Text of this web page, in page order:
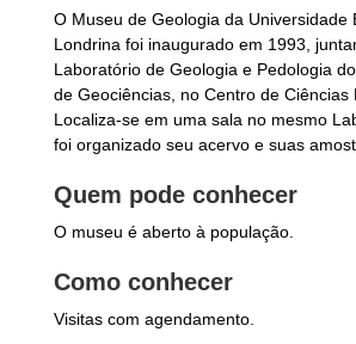
O Museu de Geologia da Universidade
Londrina foi inaugurado em 1993,
Laboratório de Geologia e Pedologia
de Geociências, no Centro de Ciências
Localiza-se em uma sala no mesmo
foi organizado seu acervo e suas
Quem pode conhecer
O museu é aberto à população.
Como conhecer
Visitas com agendamento.